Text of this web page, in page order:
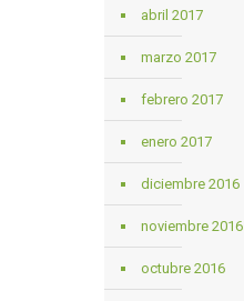
abril 2017
marzo 2017
febrero 2017
enero 2017
diciembre 2016
noviembre 2016
octubre 2016